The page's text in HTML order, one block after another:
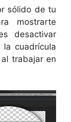
sólido de tu
mostrarte
desactivar
cuadrícula
trabajar en